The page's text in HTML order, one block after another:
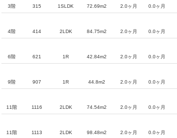
3階 315 1SLDK 72.69m2 2.0ヶ月 0.0ヶ月
4階 414 2LDK 84.75m2 2.0ヶ月 0.0ヶ月
6階 621 1R 42.84m2 2.0ヶ月 0.0ヶ月
9階 907 1R 44.8m2 2.0ヶ月 0.0ヶ月
11階 1116 2LDK 74.54m2 2.0ヶ月 0.0ヶ月
11階 1113 2LDK 98.48m2 2.0ヶ月 0.0ヶ月